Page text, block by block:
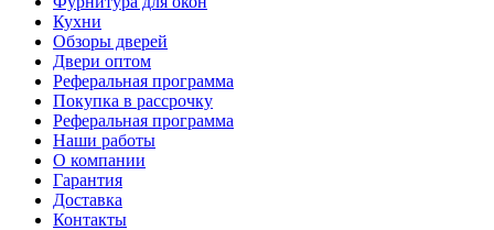
Кухни
Обзоры дверей
Двери оптом
Реферальная программа
Покупка в рассрочку
Реферальная программа
Наши работы
О компании
Гарантия
Доставка
Контакты